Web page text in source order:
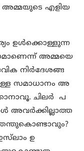
അമ്മയുടെ എളിയ
ഉള്‍ക്കൊള്ളുന്ന
അമ്മയെ
നിര്‍ദേശങ്ങ
സമാധാനം അ
ചിലര്‍ പ
അവര്‍ക്കില്ലാത്ത
ഉ